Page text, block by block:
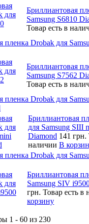
Бриллиантовая
Samsung S6810
Товар есть в
пленка Drobak для
Бриллиантовая
Samsung S7562
Товар есть в
пленка Drobak для
Бриллиантовая
для Samsung SIII
Diamond 141 грн.
наличии В
пленка Drobak для
Бриллиантовая
Samsung SIV
грн. Товар есть в
корзину
1 - 60 из 230